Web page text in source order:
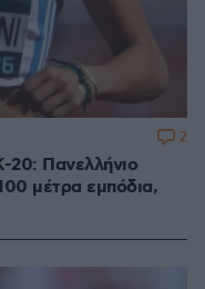
20: Πανελλήνιο
μέτρα εμπόδια,
2